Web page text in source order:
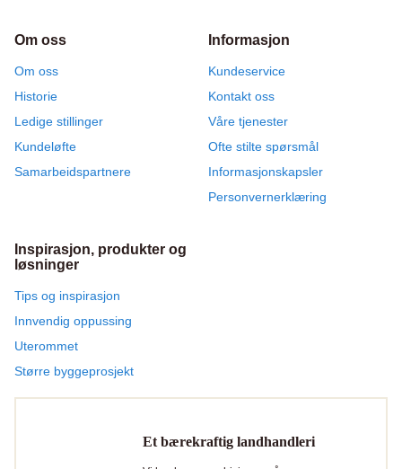
Om oss
Om oss
Historie
Ledige stillinger
Kundeløfte
Samarbeidspartnere
Informasjon
Kundeservice
Kontakt oss
Våre tjenester
Ofte stilte spørsmål
Informasjonskapsler
Personvernerklæring
Inspirasjon, produkter og
løsninger
Tips og inspirasjon
Innvendig oppussing
Uterommet
Større byggeprosjekt
Et bærekraftig landhandleri